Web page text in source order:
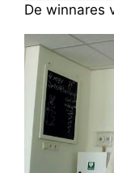
De winnares